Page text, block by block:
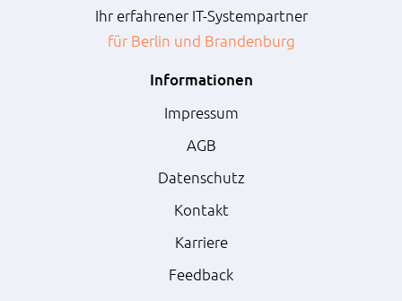
Ihr erfahrener IT-Systempartner
für Berlin und Brandenburg
Informationen
Impressum
AGB
Datenschutz
Kontakt
Karriere
Feedback